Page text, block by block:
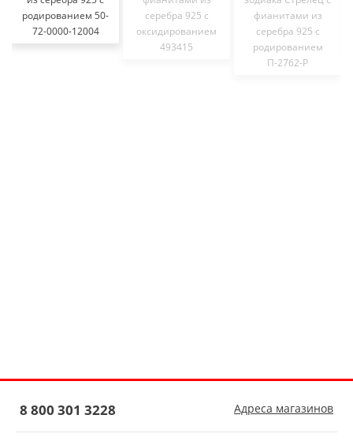
родированием 50-
72-0000-12004
серебра 925 с
оксидированием
493415
фианитами из
серебра 925 с
родированием
П-2762-Р
8 800 301 3228 Адреса магазинов